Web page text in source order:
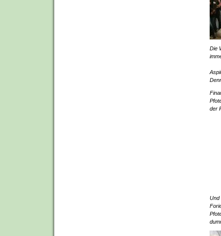
Die
der
Und